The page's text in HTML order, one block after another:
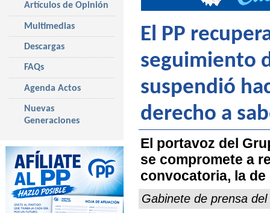
El PP
seguimiento
suspendió
derecho a
El portavoz del
se compromete a
convocatoria, la
Gabinete de prensa
Artículos de Opinión
Multimedias
Descargas
FAQs
Agenda Actos
Nuevas
Generaciones